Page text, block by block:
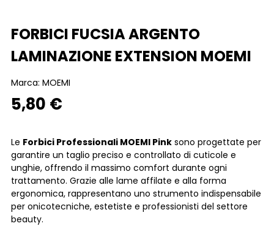
FORBICI FUCSIA ARGENTO
LAMINAZIONE EXTENSION MOEMI
Marca: MOEMI
5,80 €
Le Forbici Professionali MOEMI Pink sono progettate per
garantire un taglio preciso e controllato di cuticole e
unghie, offrendo il massimo comfort durante ogni
trattamento. Grazie alle lame affilate e alla forma
ergonomica, rappresentano uno strumento indispensabile
per onicotecniche, estetiste e professionisti del settore
beauty.